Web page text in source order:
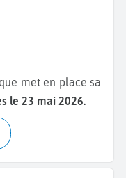
met en place sa
le 23 mai 2026.